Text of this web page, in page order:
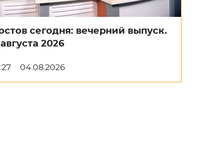
сегодня: вечерний выпуск.
2026
04.08.2026